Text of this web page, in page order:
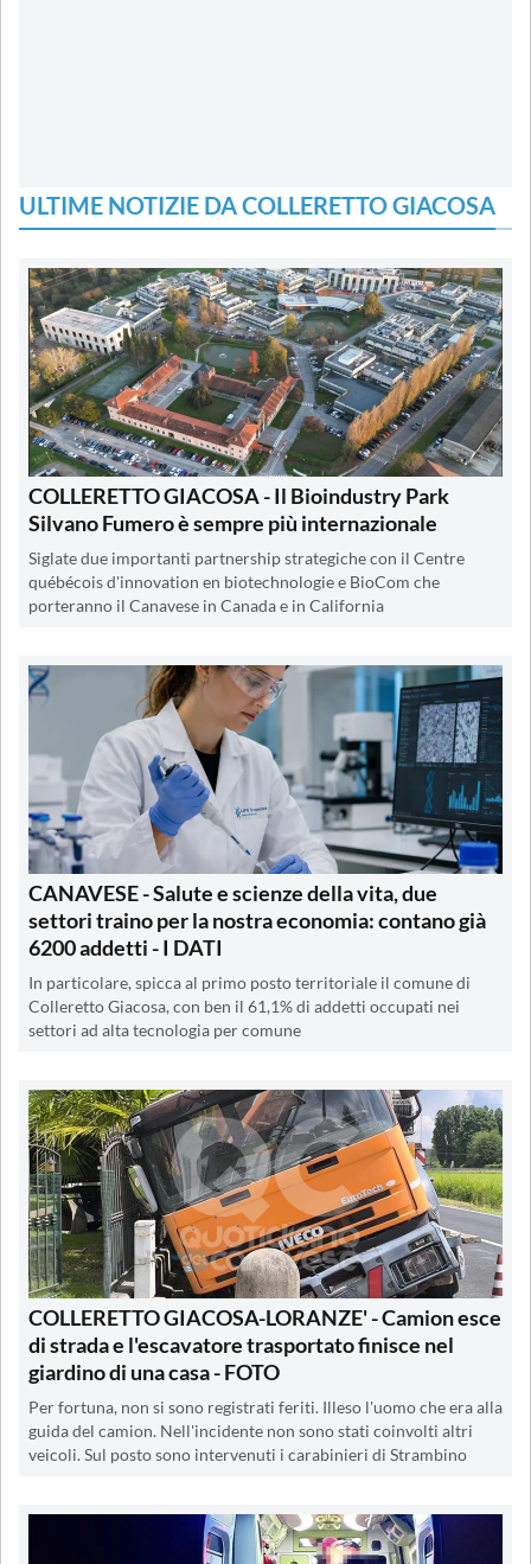
ULTIME NOTIZIE DA COLLERETTO GIACOSA
COLLERETTO GIACOSA - Il Bioindustry Park
Silvano Fumero è sempre più internazionale
Siglate due importanti partnership strategiche con il Centre
québécois d'innovation en biotechnologie e BioCom che
porteranno il Canavese in Canada e in California
CANAVESE - Salute e scienze della vita, due
settori traino per la nostra economia: contano già
6200 addetti - I DATI
In particolare, spicca al primo posto territoriale il comune di
Colleretto Giacosa, con ben il 61,1% di addetti occupati nei
settori ad alta tecnologia per comune
COLLERETTO GIACOSA-LORANZE' - Camion esce
di strada e l'escavatore trasportato finisce nel
giardino di una casa - FOTO
Per fortuna, non si sono registrati feriti. Illeso l'uomo che era alla
guida del camion. Nell'incidente non sono stati coinvolti altri
veicoli. Sul posto sono intervenuti i carabinieri di Strambino